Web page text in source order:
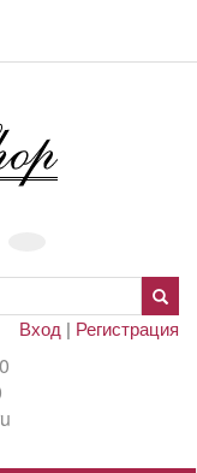
Вход | Регистрация